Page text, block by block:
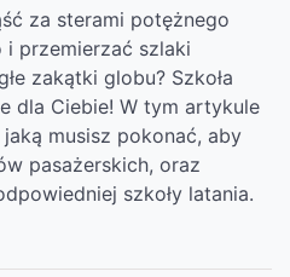
za sterami potężnego
i przemierzać szlaki
zakątki globu? Szkoła
dla Ciebie! W tym artykule
musisz pokonać, aby
pasażerskich, oraz
szkoły latania.